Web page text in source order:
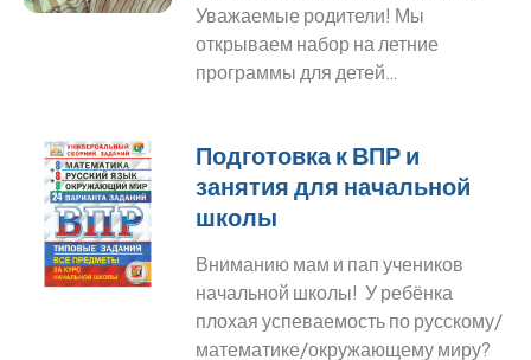
Уважаемые родители! Мы
открываем набор на летние
программы для детей…
Подготовка к ВПР и
занятия для начальной
школы
Вниманию мам и пап учеников
начальной школы! У ребёнка
плохая успеваемость по русскому/
математике/окружающему миру?